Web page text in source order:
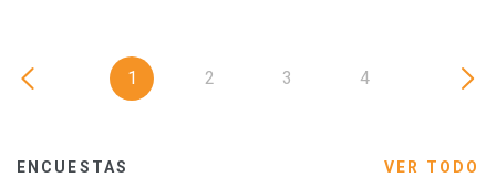
1 2 3 4
ENCUESTAS VER TODO